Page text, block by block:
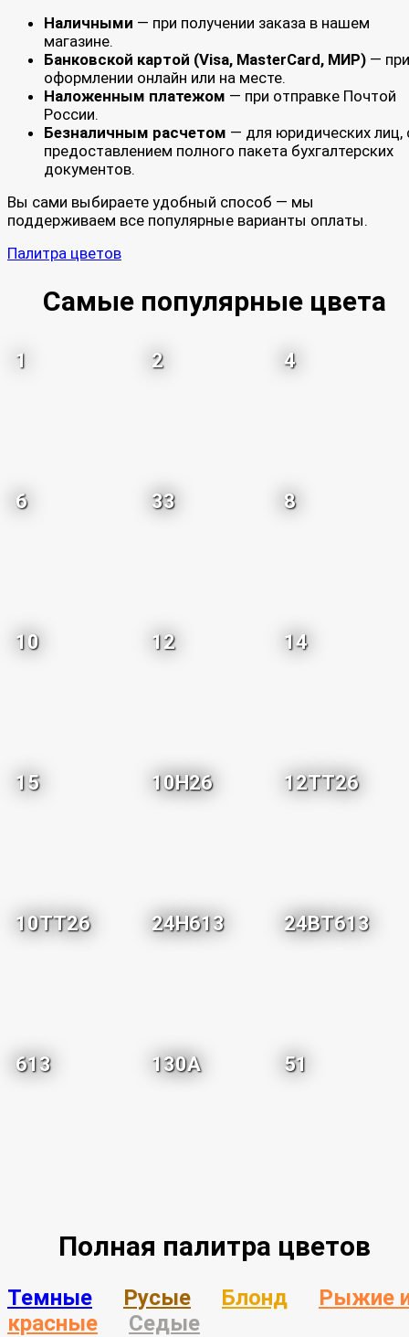
Наличными — при получении заказа в нашем
магазине.
Банковской картой (Visa, MasterCard, МИР) — при
оформлении онлайн или на месте.
Наложенным платежом — при отправке Почтой
России.
Безналичным расчетом — для юридических лиц,
предоставлением полного пакета бухгалтерских
документов.
Вы сами выбираете удобный способ — мы
поддерживаем все популярные варианты оплаты.
Палитра цветов
Самые популярные цвета
1 2 4
6 33 8
10 12 14
15 10H26 12TT26
10TT26 24H613 24BT613
613 130A 51
Полная палитра цветов
Темные Русые Блонд
Рыжие
красные
Седые